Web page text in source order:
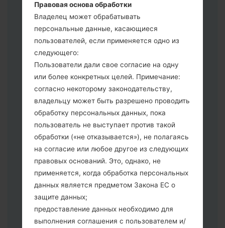
выберите HOME_CSC _ *** для
сохранения Ваших данных.
Теперь выключите устройство и
войдите в "Download" режим. Все
методы как это сделать:
Нажмите и удерживайте клавиши:
питание, громкости и Bixbi.
Нажмите и удерживайте клавиши:
регулировки громкости. Подключив
телефон к ПК используя USB кабель.
Нажмите и удерживайте клавиши:
питание, громкости и домой.
Подключите USB кабель и нажмите
клавиши: уменьшение звука и Bixbi.
Нажмите и удерживайте клавиши:
питания и увеличения громкости
Далее подключите к компьютеру,
программа Odin должна определить
Правовая основа обработки
Владелец может обрабатывать
персональные данные, касающиеся
пользователей, если применяется одно из
следующего:
Пользователи дали свое согласие на одну
или более конкретных целей. Примечание:
согласно некоторому законодательству,
владельцу может быть разрешено проводить
обработку персональных данных, пока
пользователь не выступает против такой
обработки («не отказывается»), не полагаясь
на согласие или любое другое из следующих
правовых оснований. Это, однако, не
применяется, когда обработка персональных
данных является предметом Закона ЕС о
защите данных;
предоставление данных необходимо для
выполнения соглашения с пользователем и/